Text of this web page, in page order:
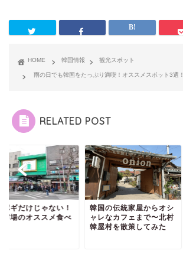
HOME 韓国情報 観光スポット
雨の日でも韓国をたっぷり満喫！オススメスポット3選！
RELATED POST
の伝統家屋からオシ
なカフェまで〜北村
日本では食べられない！
クセになる韓国グルメ限
定メニュー3選紹介